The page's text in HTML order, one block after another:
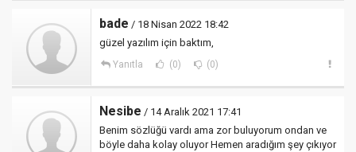
bade / 18 Nisan 2022 18:42
güzel yazılım için baktım,
Yanıtla (0) (0)
Nesibe / 14 Aralık 2021 17:41
Benim sözlüğü vardı ama zor buluyorum ondan ve
böyle daha kolay oluyor Hemen aradığım şey çıkıyor